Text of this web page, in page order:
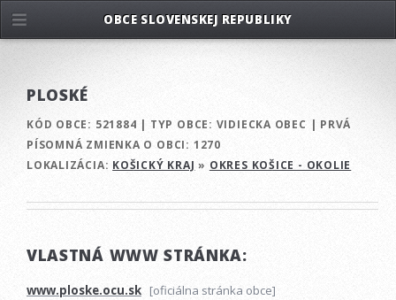
PLOSKÉ
KÓD OBCE: 521884 | TYP OBCE: VIDIECKA OBEC | PRVÁ
PÍSOMNÁ ZMIENKA O OBCI: 1270
LOKALIZÁCIA: KOŠICKÝ KRAJ » OKRES KOŠICE - OKOLIE
VLASTNÁ WWW STRÁNKA:
www.ploske.ocu.sk [oficiálna stránka obce]
OBCE SLOVENSKEJ REPUBLIKY